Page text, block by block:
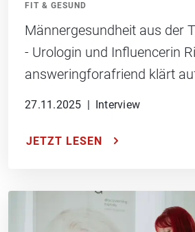
FIT & GESUND
Männergesundheit aus der
- Urologin und Influencerin
answeringforafriend klärt
27.11.2025 | Interview
JETZT LESEN